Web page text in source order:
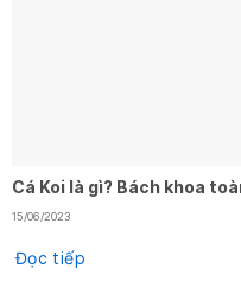
Cá Koi là gì? Bách khoa
15/06/2023
Đọc tiếp